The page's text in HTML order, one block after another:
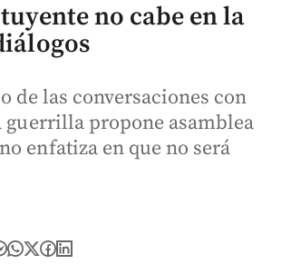
no cabe en la
de las conversaciones con
guerrilla propone asamblea
enfatiza en que no será